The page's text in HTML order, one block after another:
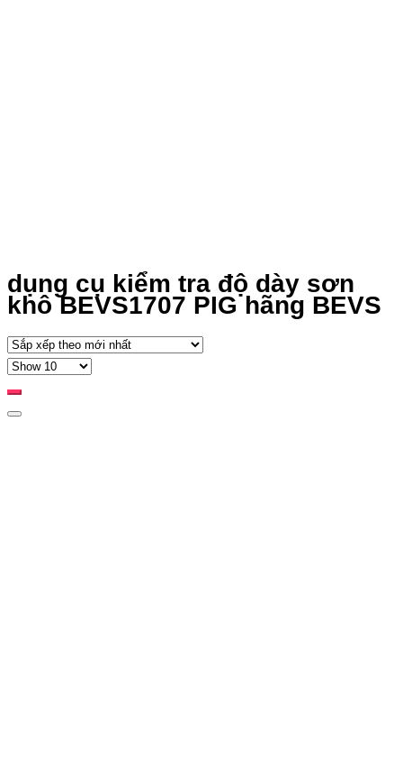
dụng cụ kiểm tra độ dày sơn
khô BEVS1707 PIG hãng BEVS